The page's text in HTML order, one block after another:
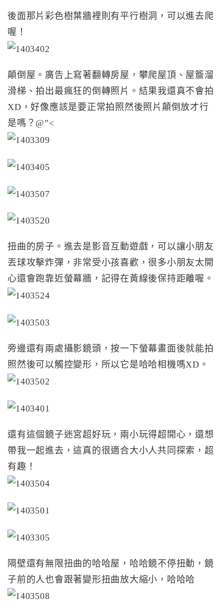
後面那片彩色樹葉牆裡則有平行樹洞，可以進去爬
喔！
顛倒屋。廣告上寫著翻轉房屋，攀爬屋頂、屋簷溜
滑梯、拍出最瘋狂的倒轉照片。結果我還真不會拍
XD，好像應該是要正常拍照然後照片顛倒放才行
是嗎？@”<
扭曲的房子。進去是影音互動遊戲，可以讓小朋友
丟球攻擊炸彈，非常受小孩喜歡，很多小朋友太開
心還會跑靠近螢幕牆，記得在黃線後保持距離喔。
旁邊還有兩處攝影鏡頭，按一下螢幕畫面後就能拍
照然後可以觸控變形，所以它是哈哈相機嗎XD。
還有這個鏡子迷宮超好玩，兩小玩得超開心，還想
帶我一起進去，這真的很適合大小人共同探索，超
有趣！
隔壁還有無限扭曲的哈哈屋，哈哈鏡不停扭動，鏡
子前的人也會跟著變形扭曲放大縮小，哈哈哈